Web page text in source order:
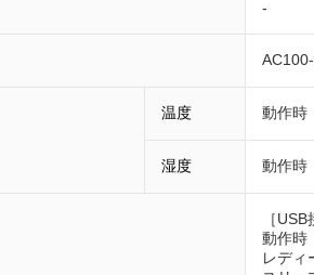
-
温度 動作時
湿度 動作時
［
動作時
レディ